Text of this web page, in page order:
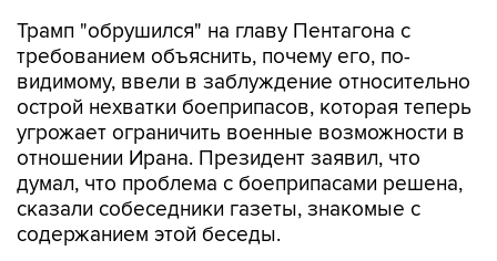
Трамп "обрушился" на главу Пентагона с
требованием объяснить, почему его, по-
видимому, ввели в заблуждение относительно
острой нехватки боеприпасов, которая теперь
угрожает ограничить военные возможности в
отношении Ирана. Президент заявил, что
думал, что проблема с боеприпасами решена,
сказали собеседники газеты, знакомые с
содержанием этой беседы.